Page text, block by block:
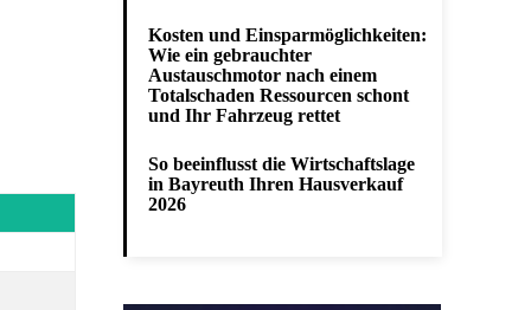
Kosten und Einsparmöglichkeiten:
Wie ein gebrauchter
Austauschmotor nach einem
Totalschaden Ressourcen schont
und Ihr Fahrzeug rettet
So beeinflusst die Wirtschaftslage
in Bayreuth Ihren Hausverkauf
2026